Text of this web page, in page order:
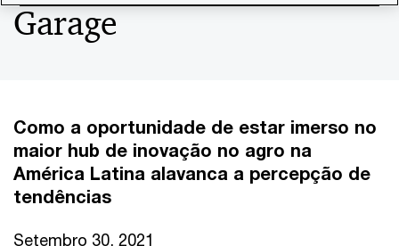
Garage
Como a oportunidade de estar imerso no
maior hub de inovação no agro na
América Latina alavanca a percepção de
tendências
Setembro 30, 2021